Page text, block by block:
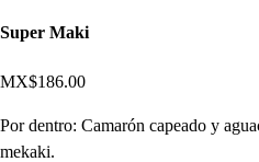
Super Maki
MX$186.00
Por dentro: Camarón capeado y
mekaki.